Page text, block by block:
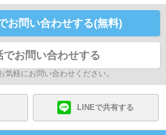
お問い合わせする(無料)
でお問い合わせする
気軽にお問い合わせください。
LINEで共有する